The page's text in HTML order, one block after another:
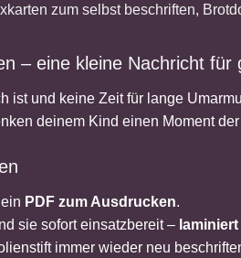
– eine kleine Nachricht für
ist und keine Zeit für lange
deinem Kind einen Moment
PDF zum Ausdrucken.
sie sofort einsatzbereit –
immer wieder neu